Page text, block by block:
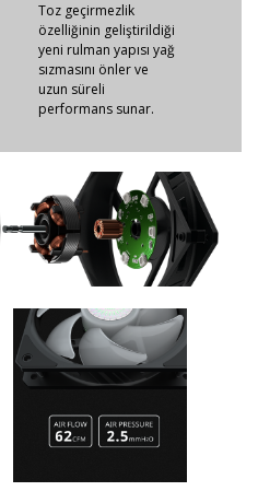
Toz geçirmezlik
özelliğinin geliştirildiği
yeni rulman yapısı yağ
sızmasını önler ve
uzun süreli
performans sunar.